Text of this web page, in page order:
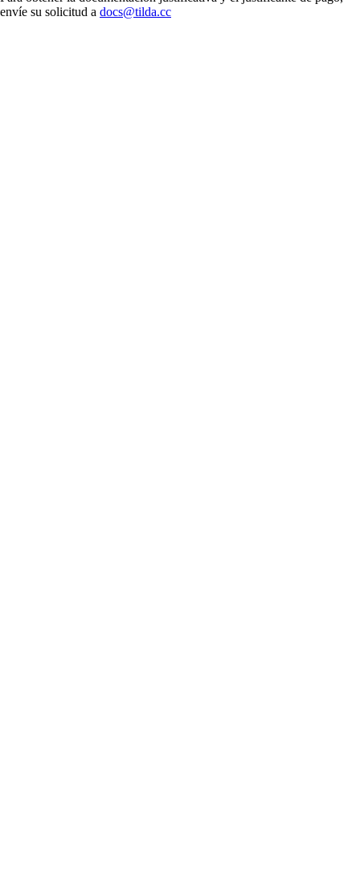
envíe su solicitud a docs@tilda.cc